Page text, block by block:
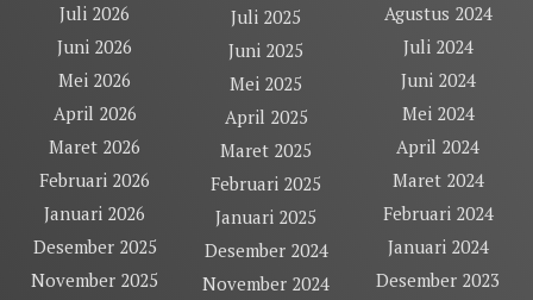
Juli 2026
Juni 2026
Mei 2026
April 2026
Maret 2026
Februari 2026
Januari 2026
Desember 2025
November 2025
Juli 2025
Juni 2025
Mei 2025
April 2025
Maret 2025
Februari 2025
Januari 2025
Desember 2024
November 2024
Agustus 2024
Juli 2024
Juni 2024
Mei 2024
April 2024
Maret 2024
Februari 2024
Januari 2024
Desember 2023